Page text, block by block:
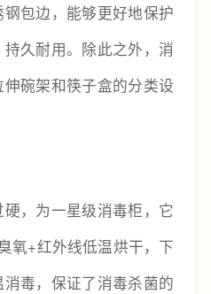
包边，能够更好地保护
久耐用。除此之外，消
碗架和筷子盒的分类设
，为一星级消毒柜，它
氧+红外线低温烘干，下
毒，保证了消毒杀菌的